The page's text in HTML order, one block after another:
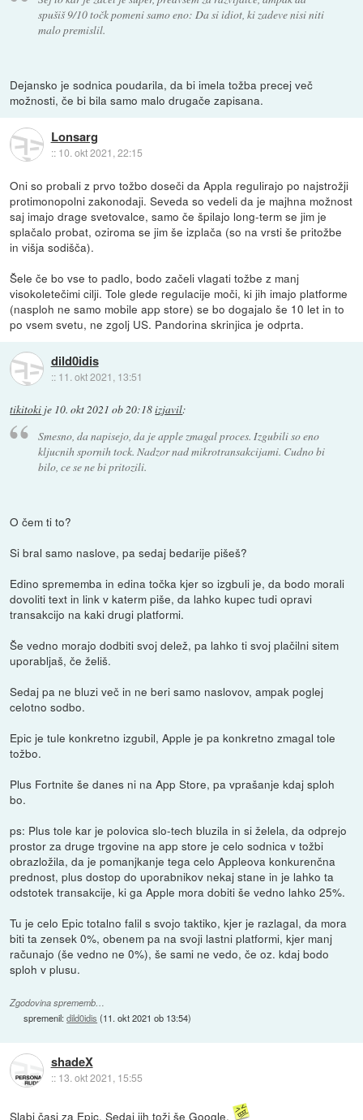
spušiš 9/10 točk pomeni samo eno: Da si idiot, ki zadeve nisi niti
malo premislil.
Dejansko je sodnica poudarila, da bi imela tožba precej več
možnosti, če bi bila samo malo drugače zapisana.
Lonsarg
:: 10. okt 2021, 22:15
Oni so probali z prvo tožbo doseči da Appla regulirajo po najstrožji
protimonopolni zakonodaji. Seveda so vedeli da je majhna možnost
saj imajo drage svetovalce, samo če špilajo long-term se jim je
splačalo probat, oziroma se jim še izplača (so na vrsti še pritožbe
in višja sodišča).
Šele če bo vse to padlo, bodo začeli vlagati tožbe z manj
visokoletečimi cilji. Tole glede regulacije moči, ki jih imajo platforme
(nasploh ne samo mobile app store) se bo dogajalo še 10 let in to
po vsem svetu, ne zgolj US. Pandorina skrinjica je odprta.
dild0idis
:: 11. okt 2021, 13:51
tikitoki je 10. okt 2021 ob 20:18izjavil:
Smesno, da napisejo, da je apple zmagal proces. Izgubili so eno
kljucnih spornih tock. Nadzor nad mikrotransakcijami. Cudno bi
bilo, ce se ne bi pritozili.
O čem ti to?
Si bral samo naslove, pa sedaj bedarije pišeš?
Edino sprememba in edina točka kjer so izgbuli je, da bodo morali
dovoliti text in link v katerm piše, da lahko kupec tudi opravi
transakcijo na kaki drugi platformi.
Še vedno morajo dodbiti svoj delež, pa lahko ti svoj plačilni sitem
uporabljaš, če želiš.
Sedaj pa ne bluzi več in ne beri samo naslovov, ampak poglej
celotno sodbo.
Epic je tule konkretno izgubil, Apple je pa konkretno zmagal tole
tožbo.
Plus Fortnite še danes ni na App Store, pa vprašanje kdaj sploh
bo.
ps: Plus tole kar je polovica slo-tech bluzila in si želela, da odprejo
prostor za druge trgovine na app store je celo sodnica v tožbi
obrazložila, da je pomanjkanje tega celo Appleova konkurenčna
prednost, plus dostop do uporabnikov nekaj stane in je lahko ta
odstotek transakcije, ki ga Apple mora dobiti še vedno lahko 25%.
Tu je celo Epic totalno falil s svojo taktiko, kjer je razlagal, da mora
biti ta zensek 0%, obenem pa na svoji lastni platformi, kjer manj
računajo (še vedno ne 0%), še sami ne vedo, če oz. kdaj bodo
sploh v plusu.
Zgodovina sprememb…
spremenil:dild0idis (11. okt 2021 ob 13:54)
shadeX
:: 13. okt 2021, 15:55
Slabi časi za Epic.Sedaj jih toži še Google.